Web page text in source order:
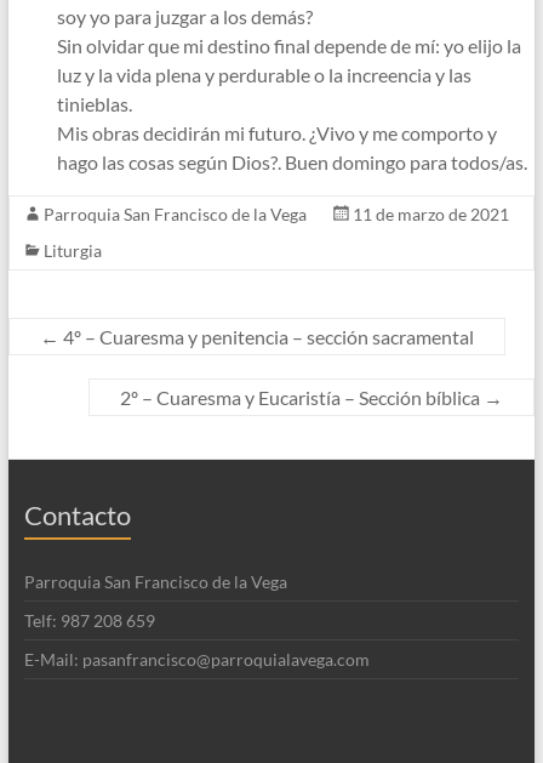
soy yo para juzgar a los demás?
Sin olvidar que mi destino final depende de mí: yo elijo la
luz y la vida plena y perdurable o la increencia y las
tinieblas.
Mis obras decidirán mi futuro. ¿Vivo y me comporto y
hago las cosas según Dios?. Buen domingo para todos/as.
Parroquia San Francisco de la Vega
11 de marzo de 2021
Liturgia
← 4º – Cuaresma y penitencia – sección sacramental
2º – Cuaresma y Eucaristía – Sección bíblica →
Contacto
Parroquia San Francisco de la Vega
Telf: 987 208 659
E-Mail: pasanfrancisco@parroquialavega.com